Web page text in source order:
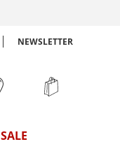
NEWSLETTER
SALE